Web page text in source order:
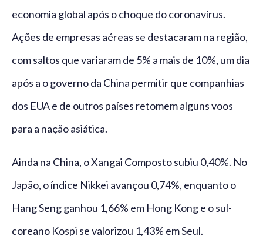
economia global após o choque do coronavírus.
Ações de empresas aéreas se destacaram na região,
com saltos que variaram de 5% a mais de 10%, um dia
após a o governo da China permitir que companhias
dos EUA e de outros países retomem alguns voos
para a nação asiática.
Ainda na China, o Xangai Composto subiu 0,40%. No
Japão, o índice Nikkei avançou 0,74%, enquanto o
Hang Seng ganhou 1,66% em Hong Kong e o sul-
coreano Kospi se valorizou 1,43% em Seul.